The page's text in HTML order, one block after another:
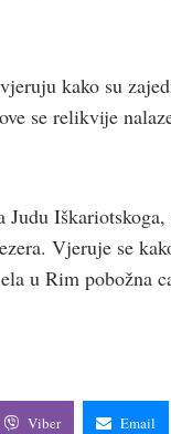
kako su
se relikvije
Vjeruje se
u Rim pobožna
Viber Email